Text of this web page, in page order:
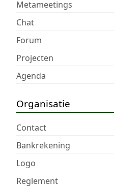
Metameetings
Chat
Forum
Projecten
Agenda
Organisatie
Contact
Bankrekening
Logo
Reglement